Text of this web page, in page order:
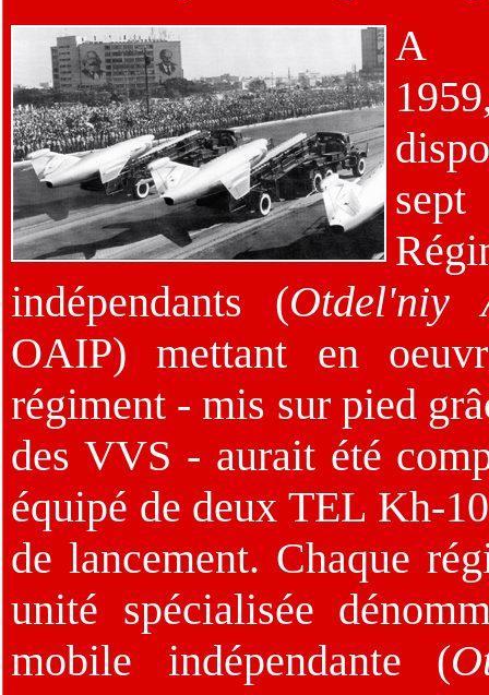
A
indépendants (Otdel'niy
OAIP) mettant en
régiment - mis sur pied
des VVS - aurait été
équipé de deux TEL Kh-
de lancement. Chaque
unité spécialisée
mobile indépendante (